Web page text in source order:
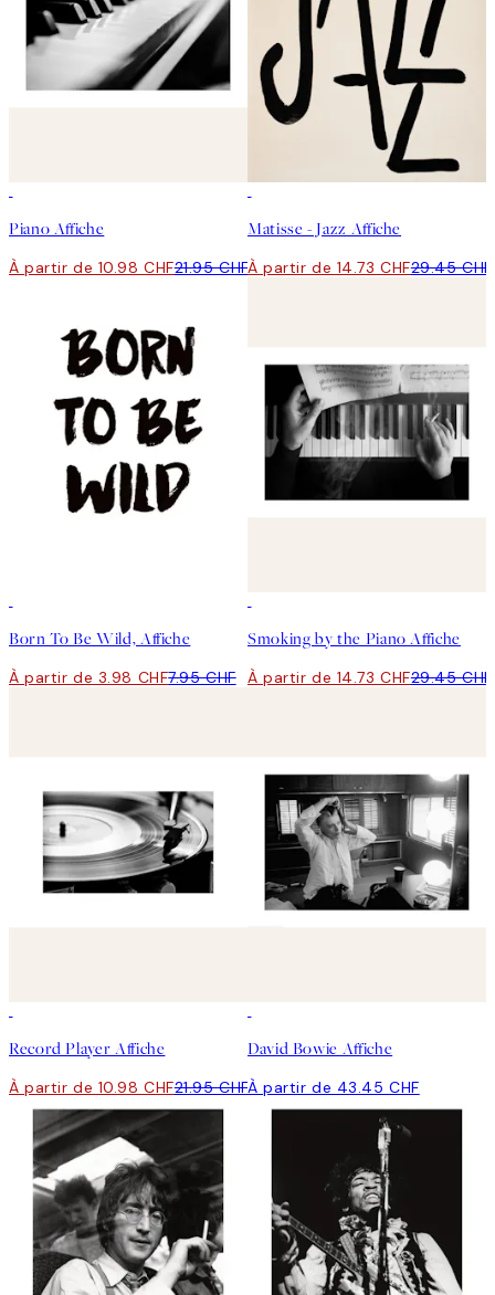
Piano Affiche
À partir de 10.98 CHF21.95 CHF
Matisse - Jazz Affiche
À partir de 14.73 CHF29.45 CHF
Born To Be Wild, Affiche
À partir de 3.98 CHF7.95 CHF
Smoking by the Piano Affiche
À partir de 14.73 CHF29.45 CHF
Record Player Affiche
À partir de 10.98 CHF21.95 CHF
David Bowie Affiche
À partir de 43.45 CHF